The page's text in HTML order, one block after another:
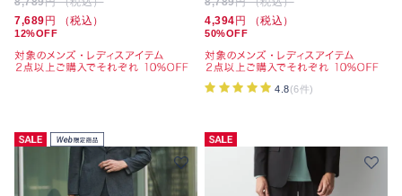
7,689 円 （税込）
12%OFF
4,394 円 （税込）
50%OFF
4.8(6件)